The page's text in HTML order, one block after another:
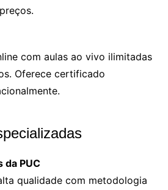
com aulas ao vivo ilimitadas
Oferece certificado
da PUC
qualidade com metodologia